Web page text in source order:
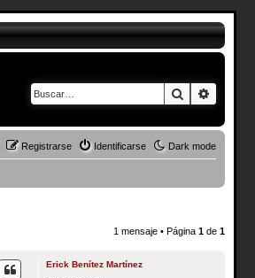
Buscar
Dark mode
Identificarse
Registrarse
1 mensaje • Página1 de1
Erick Benítez Martínez